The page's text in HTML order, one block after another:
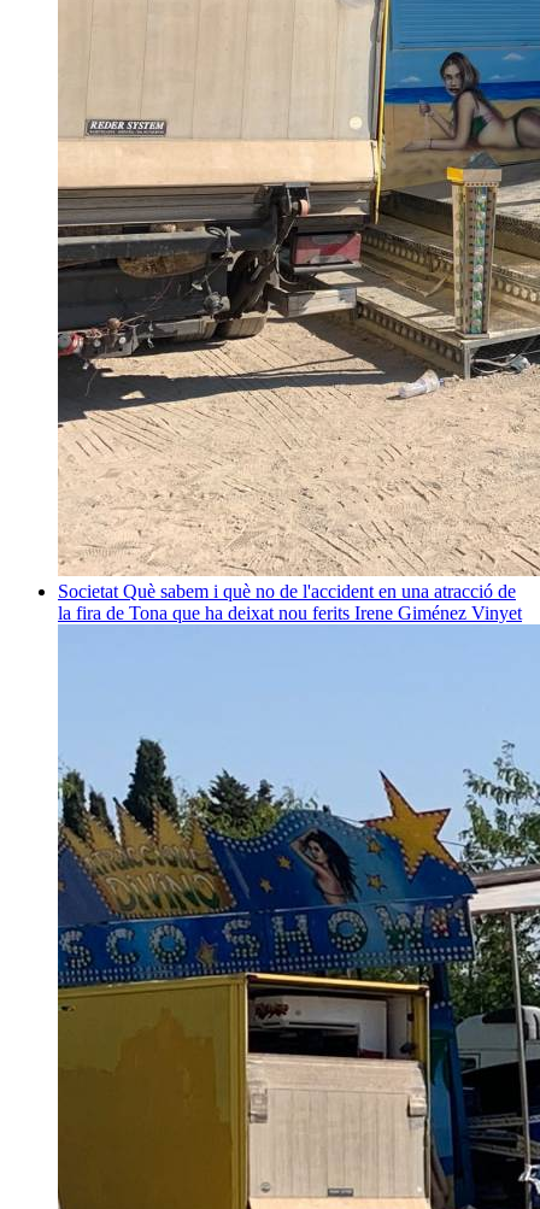
Societat Què sabem i què no de l'accident en una atracció de
la fira de Tona que ha deixat nou ferits Irene Giménez Vinyet